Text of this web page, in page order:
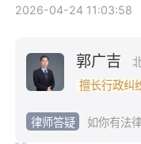
2026-04-24 11:03:58
郭广吉
擅长行政纠
律师答疑 如你有法